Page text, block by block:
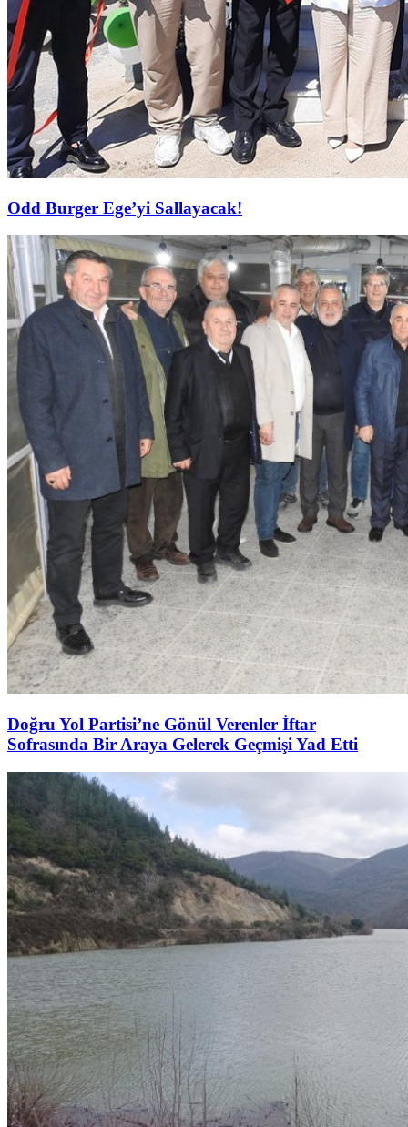
Odd Burger Ege’yi Sallayacak!
Doğru Yol Partisi’ne Gönül Verenler İftar
Sofrasında Bir Araya Gelerek Geçmişi Yad Etti